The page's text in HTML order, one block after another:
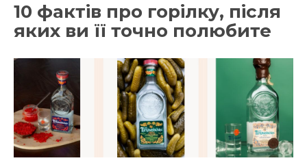
10 фактів про горілку, після
яких ви її точно полюбите